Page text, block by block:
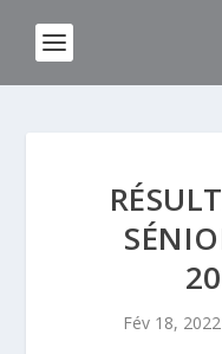
Fév 18, 2022